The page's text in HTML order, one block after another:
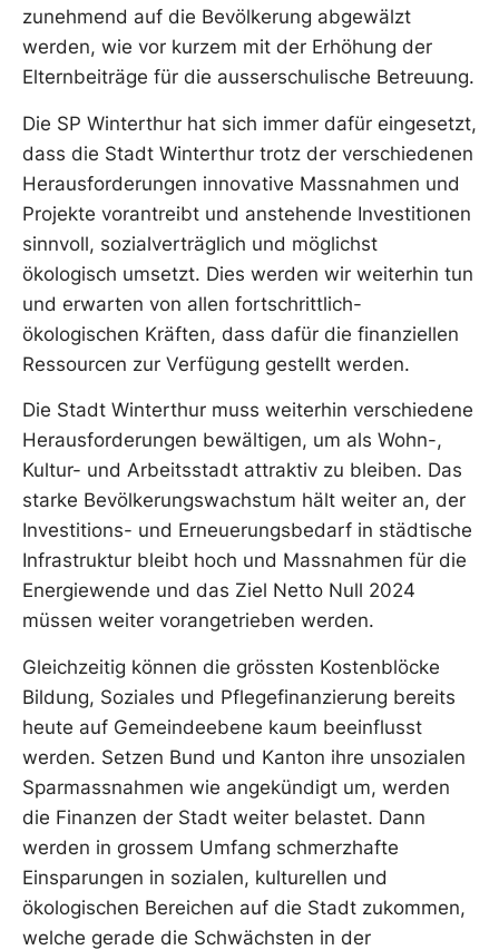
zunehmend auf die Bevölkerung abgewälzt
werden, wie vor kurzem mit der Erhöhung der
Elternbeiträge für die ausserschulische Betreuung.
Die SP Winterthur hat sich immer dafür eingesetzt,
dass die Stadt Winterthur trotz der verschiedenen
Herausforderungen innovative Massnahmen und
Projekte vorantreibt und anstehende Investitionen
sinnvoll, sozialverträglich und möglichst
ökologisch umsetzt. Dies werden wir weiterhin tun
und erwarten von allen fortschrittlich-
ökologischen Kräften, dass dafür die finanziellen
Ressourcen zur Verfügung gestellt werden.
Die Stadt Winterthur muss weiterhin verschiedene
Herausforderungen bewältigen, um als Wohn-,
Kultur- und Arbeitsstadt attraktiv zu bleiben. Das
starke Bevölkerungswachstum hält weiter an, der
Investitions- und Erneuerungsbedarf in städtische
Infrastruktur bleibt hoch und Massnahmen für die
Energiewende und das Ziel Netto Null 2024
müssen weiter vorangetrieben werden.
Gleichzeitig können die grössten Kostenblöcke
Bildung, Soziales und Pflegefinanzierung bereits
heute auf Gemeindeebene kaum beeinflusst
werden. Setzen Bund und Kanton ihre unsozialen
Sparmassnahmen wie angekündigt um, werden
die Finanzen der Stadt weiter belastet. Dann
werden in grossem Umfang schmerzhafte
Einsparungen in sozialen, kulturellen und
ökologischen Bereichen auf die Stadt zukommen,
welche gerade die Schwächsten in der